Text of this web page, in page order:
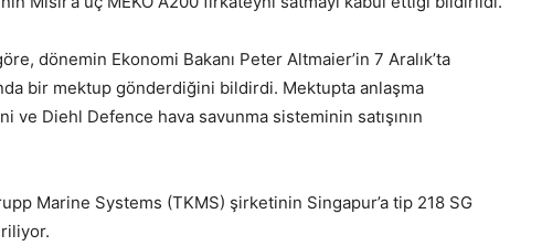
dönemin Ekonomi Bakanı Peter Altmaier’in 7 Aralık’ta
bir mektup gönderdiğini bildirdi. Mektupta anlaşma
ve Diehl Defence hava savunma sisteminin satışının
Marine Systems (TKMS) şirketinin Singapur’a tip 218 SG